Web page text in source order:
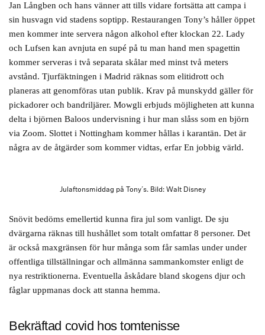
Jan Långben och hans vänner att tills vidare fortsätta att campa i
sin husvagn vid stadens soptipp. Restaurangen Tony’s håller öppet
men kommer inte servera någon alkohol efter klockan 22. Lady
och Lufsen kan avnjuta en supé på tu man hand men spagettin
kommer serveras i två separata skålar med minst två meters
avstånd. Tjurfäktningen i Madrid räknas som elitidrott och
planeras att genomföras utan publik. Krav på munskydd gäller för
pickadorer och bandriljärer. Mowgli erbjuds möjligheten att kunna
delta i björnen Baloos undervisning i hur man slåss som en björn
via Zoom. Slottet i Nottingham kommer hållas i karantän. Det är
några av de åtgärder som kommer vidtas, erfar En jobbig värld.
Julaftonsmiddag på Tony´s. Bild: Walt Disney
Snövit bedöms emellertid kunna fira jul som vanligt. De sju
dvärgarna räknas till hushållet som totalt omfattar 8 personer. Det
är också maxgränsen för hur många som får samlas under under
offentliga tillställningar och allmänna sammankomster enligt de
nya restriktionerna. Eventuella åskådare bland skogens djur och
fåglar uppmanas dock att stanna hemma.
Bekräftad covid hos tomtenisse